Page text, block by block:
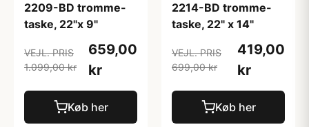
2209-BD tromme-
taske, 22"x 9"
VEJL. PRIS
1.099,00 kr
659,00
kr
Køb her
2214-BD tromme-
taske, 22" x 14"
VEJL. PRIS
699,00 kr
419,00
kr
Køb her